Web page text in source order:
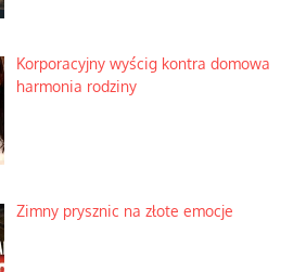
Korporacyjny wyścig kontra domowa
harmonia rodziny
Zimny prysznic na złote emocje